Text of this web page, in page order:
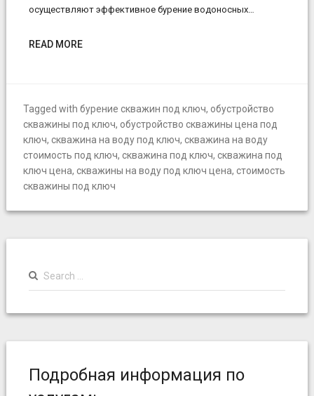
осуществляют эффективное бурение водоносных…
READ MORE
Tagged with бурение скважин под ключ, обустройство
скважины под ключ, обустройство скважины цена под
ключ, скважина на воду под ключ, скважина на воду
стоимость под ключ, скважина под ключ, скважина под
ключ цена, скважины на воду под ключ цена, стоимость
скважины под ключ
S
r
r
Подробная информация по